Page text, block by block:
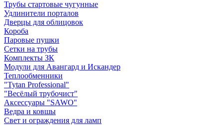
Трубы стартовые чугунные
Удлинители порталов
Дверцы для облицовок
Короба
Паровые пушки
Сетки на трубы
Комплекты ЗК
Модули для Авангард и Искандер
Теплообменники
"Tytan Professional"
"Весёлый трубочист"
Аксессуары "SAWO"
Ведра и ковшы
Свет и ограждения для ламп